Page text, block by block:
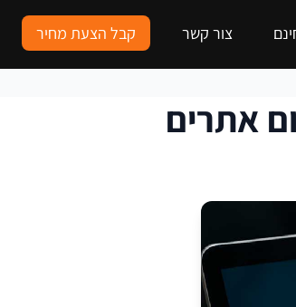
צור קשר קבל הצעת מחיר
אתרים